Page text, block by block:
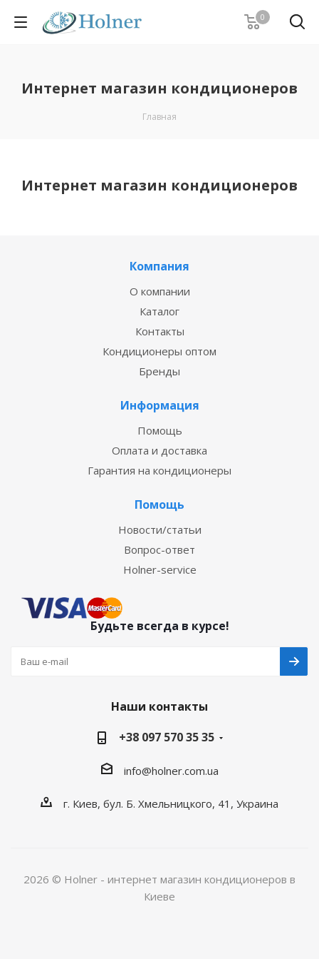
0
Интернет магазин кондиционеров
Главная
Интернет магазин кондиционеров
Компания
О компании
Каталог
Контакты
Кондиционеры оптом
Бренды
Информация
Помощь
Оплата и доставка
Гарантия на кондиционеры
Помощь
Новости/статьи
Вопрос-ответ
Holner-service
Будьте всегда в курсе!
Наши контакты
+38 097 570 35 35
info@holner.com.ua
г. Киев, бул. Б. Хмельницкого, 41, Украина
2026 © Holner - интернет магазин кондиционеров в
Киеве